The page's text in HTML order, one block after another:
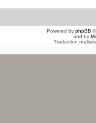
Powered by phpBB
and by
Traduction